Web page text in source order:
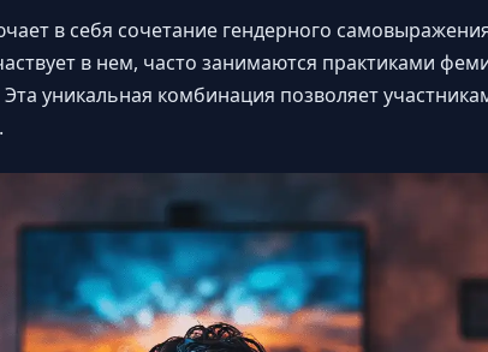
в себя сочетание гендерного
в нем, часто занимаются практиками
Эта уникальная комбинация позволяет